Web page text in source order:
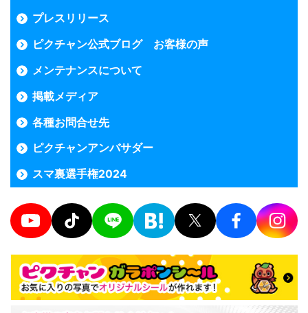
プレスリリース
ピクチャン公式ブログ お客様の声
メンテナンスについて
掲載メディア
各種お問合せ先
ピクチャンアンバサダー
スマ裏選手権2024